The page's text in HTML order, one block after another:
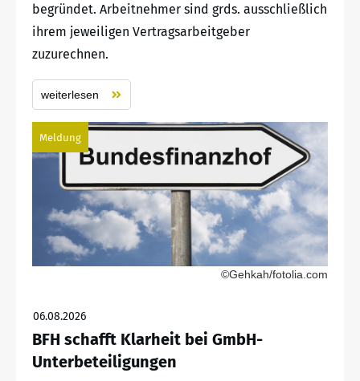
begründet. Arbeitnehmer sind grds. ausschließlich
ihrem jeweiligen Vertragsarbeitgeber
zuzurechnen.
weiterlesen
Meldung
©Gehkah/fotolia.com
06.08.2026
BFH schafft Klarheit bei GmbH-
Unterbeteiligungen